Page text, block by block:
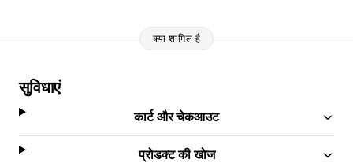
क्या शामिल है
सुविधाएं
कार्ट और चेकआउट
प्रोडक्ट की खोज